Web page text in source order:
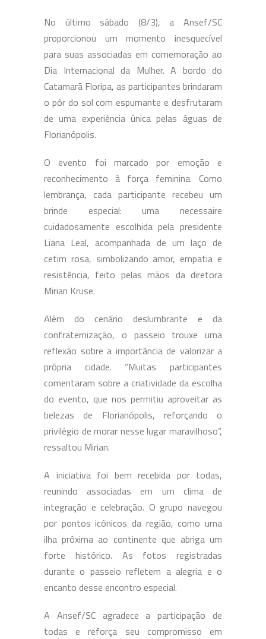
No último sábado (8/3), a Ansef/SC
proporcionou um momento inesquecível
para suas associadas em comemoração ao
Dia Internacional da Mulher. A bordo do
Catamarã Floripa, as participantes brindaram
o pôr do sol com espumante e desfrutaram
de uma experiência única pelas águas de
Florianópolis.
O evento foi marcado por emoção e
reconhecimento à força feminina. Como
lembrança, cada participante recebeu um
brinde especial: uma necessaire
cuidadosamente escolhida pela presidente
Liana Leal, acompanhada de um laço de
cetim rosa, simbolizando amor, empatia e
resistência, feito pelas mãos da diretora
Mirian Kruse.
Além do cenário deslumbrante e da
confraternização, o passeio trouxe uma
reflexão sobre a importância de valorizar a
própria cidade. “Muitas participantes
comentaram sobre a criatividade da escolha
do evento, que nos permitiu aproveitar as
belezas de Florianópolis, reforçando o
privilégio de morar nesse lugar maravilhoso”,
ressaltou Mirian.
A iniciativa foi bem recebida por todas,
reunindo associadas em um clima de
integração e celebração. O grupo navegou
por pontos icônicos da região, como uma
ilha próxima ao continente que abriga um
forte histórico. As fotos registradas
durante o passeio refletem a alegria e o
encanto desse encontro especial.
A Ansef/SC agradece a participação de
todas e reforça seu compromisso em